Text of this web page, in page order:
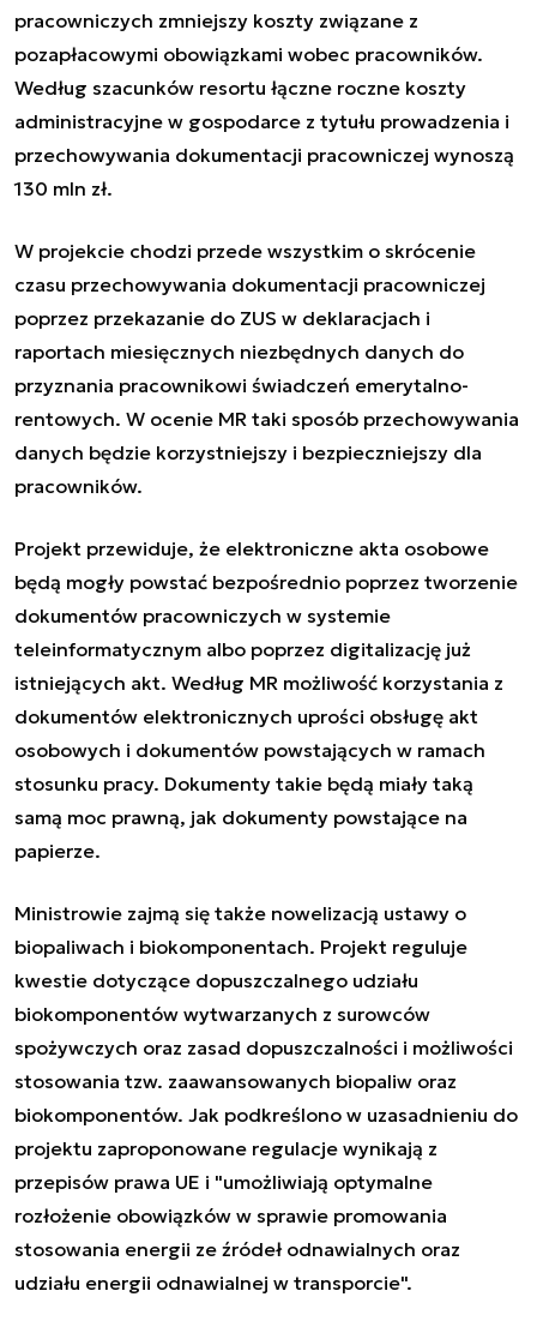
pracowniczych zmniejszy koszty związane z
pozapłacowymi obowiązkami wobec pracowników.
Według szacunków resortu łączne roczne koszty
administracyjne w gospodarce z tytułu prowadzenia i
przechowywania dokumentacji pracowniczej wynoszą
130 mln zł.
W projekcie chodzi przede wszystkim o skrócenie
czasu przechowywania dokumentacji pracowniczej
poprzez przekazanie do ZUS w deklaracjach i
raportach miesięcznych niezbędnych danych do
przyznania pracownikowi świadczeń emerytalno-
rentowych. W ocenie MR taki sposób przechowywania
danych będzie korzystniejszy i bezpieczniejszy dla
pracowników.
Projekt przewiduje, że elektroniczne akta osobowe
będą mogły powstać bezpośrednio poprzez tworzenie
dokumentów pracowniczych w systemie
teleinformatycznym albo poprzez digitalizację już
istniejących akt. Według MR możliwość korzystania z
dokumentów elektronicznych uprości obsługę akt
osobowych i dokumentów powstających w ramach
stosunku pracy. Dokumenty takie będą miały taką
samą moc prawną, jak dokumenty powstające na
papierze.
Ministrowie zajmą się także nowelizacją ustawy o
biopaliwach i biokomponentach. Projekt reguluje
kwestie dotyczące dopuszczalnego udziału
biokomponentów wytwarzanych z surowców
spożywczych oraz zasad dopuszczalności i możliwości
stosowania tzw. zaawansowanych biopaliw oraz
biokomponentów. Jak podkreślono w uzasadnieniu do
projektu zaproponowane regulacje wynikają z
przepisów prawa UE i "umożliwiają optymalne
rozłożenie obowiązków w sprawie promowania
stosowania energii ze źródeł odnawialnych oraz
udziału energii odnawialnej w transporcie".